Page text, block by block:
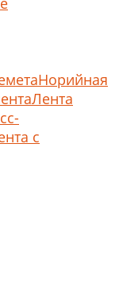
Норийная
Лента
с